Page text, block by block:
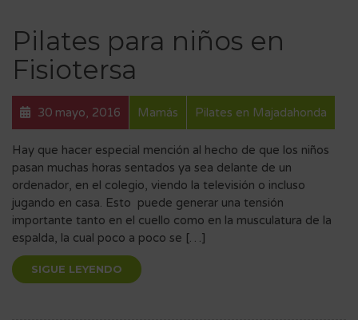
Pilates para niños en
Fisiotersa
30 mayo, 2016 Mamás Pilates en Majadahonda
Hay que hacer especial mención al hecho de que los niños
pasan muchas horas sentados ya sea delante de un
ordenador, en el colegio, viendo la televisión o incluso
jugando en casa. Esto puede generar una tensión
importante tanto en el cuello como en la musculatura de la
espalda, la cual poco a poco se […]
SIGUE LEYENDO